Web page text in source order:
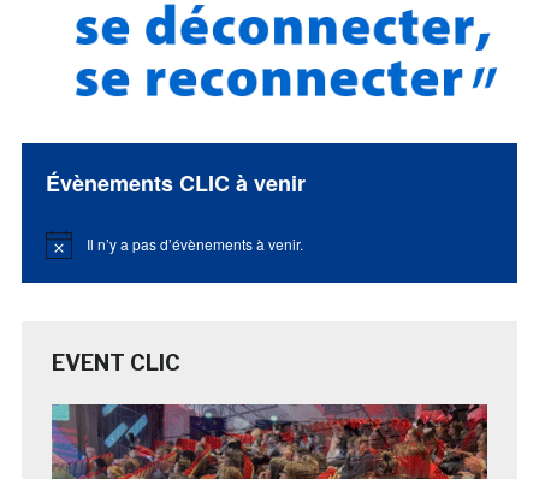
Évènements CLIC à venir
Notice Il n’y a pas d’évènements à venir.
EVENT CLIC